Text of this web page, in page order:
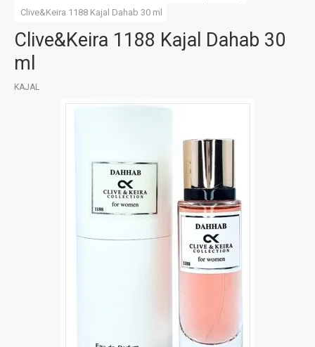
Clive&Keira 1188 Kajal Dahab 30 ml
Clive&Keira 1188 Kajal Dahab 30
ml
KAJAL